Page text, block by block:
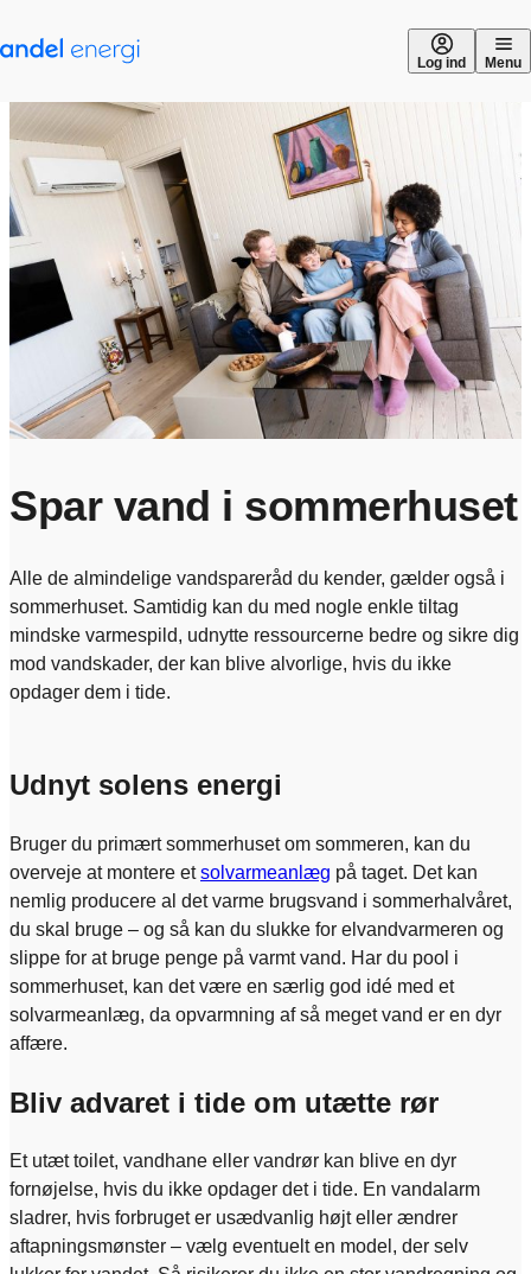
Log ind Menu
Spar vand i sommerhuset
Alle de almindelige vandspareråd du kender, gælder også i
sommerhuset. Samtidig kan du med nogle enkle tiltag
mindske varmespild, udnytte ressourcerne bedre og sikre dig
mod vandskader, der kan blive alvorlige, hvis du ikke
opdager dem i tide.
Udnyt solens energi
Bruger du primært sommerhuset om sommeren, kan du
overveje at montere etsolvarmeanlæg på taget. Det kan
nemlig producere al det varme brugsvand i sommerhalvåret,
du skal bruge – og så kan du slukke for elvandvarmeren og
slippe for at bruge penge på varmt vand. Har du pool i
sommerhuset, kan det være en særlig god idé med et
solvarmeanlæg, da opvarmning af så meget vand er en dyr
affære.
Bliv advaret i tide om utætte rør
Et utæt toilet, vandhane eller vandrør kan blive en dyr
fornøjelse, hvis du ikke opdager det i tide. En vandalarm
sladrer, hvis forbruget er usædvanlig højt eller ændrer
aftapningsmønster – vælg eventuelt en model, der selv